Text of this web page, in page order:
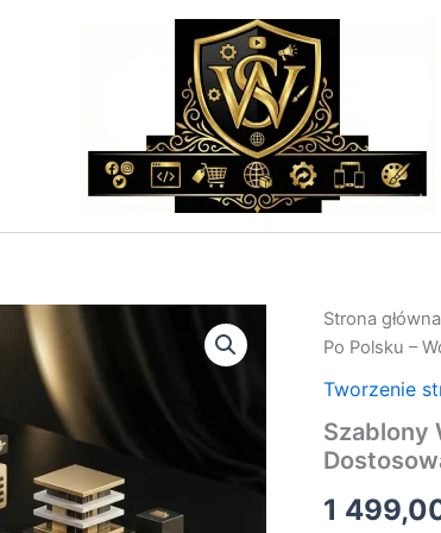
Strona główna
Po Polsku –
Tworzenie
Szablony
1
ilość
Szablony
Po
–
Wdrożenie
Dostosowanie
Językowe